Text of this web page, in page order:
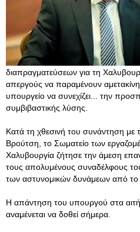
διαπραγματεύσεων για τη
απεργούς να παραμένουν
υπουργείο να συνεχίζει... την
συμβιβαστικής λύσης.
Κατά τη χθεσινή του συνάντηση με
Βρούτση, το Σωματείο των
Χαλυβουργία ζήτησε την άμεση
τους απολυμένους συναδέλφους
των αστυνομικών δυνάμεων από το
Η απάντηση του υπουργού στα
αναμένεται να δοθεί σήμερα.